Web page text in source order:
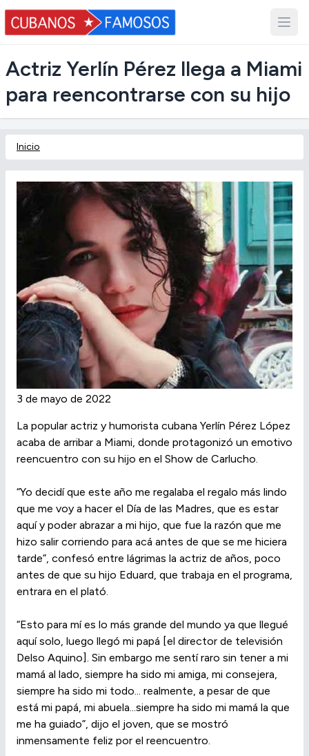
Actriz Yerlín Pérez llega a Miami
para reencontrarse con su hijo
Inicio
3 de mayo de 2022
La popular actriz y humorista cubana Yerlín Pérez López
acaba de arribar a Miami, donde protagonizó un emotivo
reencuentro con su hijo en el Show de Carlucho.
“Yo decidí que este año me regalaba el regalo más lindo
que me voy a hacer el Día de las Madres, que es estar
aquí y poder abrazar a mi hijo, que fue la razón que me
hizo salir corriendo para acá antes de que se me hiciera
tarde”, confesó entre lágrimas la actriz de años, poco
antes de que su hijo Eduard, que trabaja en el programa,
entrara en el plató.
“Esto para mí es lo más grande del mundo ya que llegué
aquí solo, luego llegó mi papá [el director de televisión
Delso Aquino]. Sin embargo me sentí raro sin tener a mi
mamá al lado, siempre ha sido mi amiga, mi consejera,
siempre ha sido mi todo... realmente, a pesar de que
está mi papá, mi abuela...siempre ha sido mi mamá la que
me ha guiado”, dijo el joven, que se mostró
inmensamente feliz por el reencuentro.